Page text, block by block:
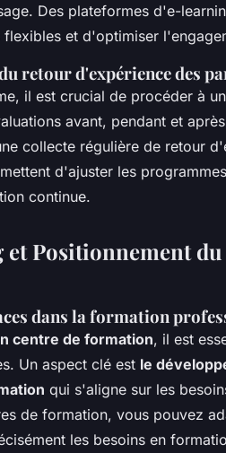
Des plateformes d'e-
et d'optimiser
retour d'expérience des
il est crucial de procéder à
avant, pendant et après
collecte régulière de retour
d'ajuster les
continue.
et Positionnement
dans la formation
centre de formation, il est
Un aspect clé est le
qui s'aligne sur les
de formation, vous pouvez
les besoins en